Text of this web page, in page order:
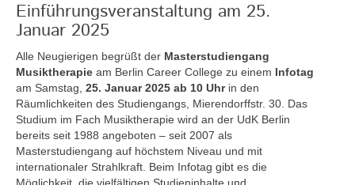
Einführungsveranstaltung am 25.
Januar 2025
Alle Neugierigen begrüßt der Masterstudiengang
Musiktherapie am Berlin Career College zu einem Infotag
am Samstag, 25. Januar 2025 ab 10 Uhrin den
Räumlichkeiten des Studiengangs, Mierendorffstr. 30. Das
Studium im Fach Musiktherapie wird an der UdK Berlin
bereits seit 1988 angeboten – seit 2007 als
Masterstudiengang auf höchstem Niveau und mit
internationaler Strahlkraft. Beim Infotag gibt es die